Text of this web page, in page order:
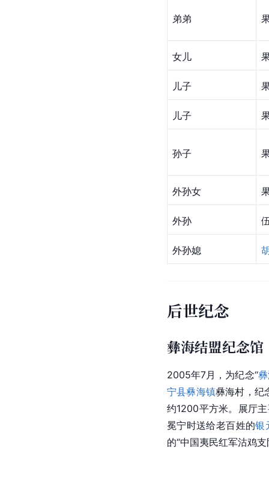
弟弟
女儿
儿子
儿子
孙子
外孙女
外孙
外孙媳
后世纪念
彝海结盟纪念馆
2005年7月，为纪念“
宁县彝海镇彝海村，纪
约1200平方米。展厅
冕宁时送给老百姓的银
的“中国夷民红军沽鸡支